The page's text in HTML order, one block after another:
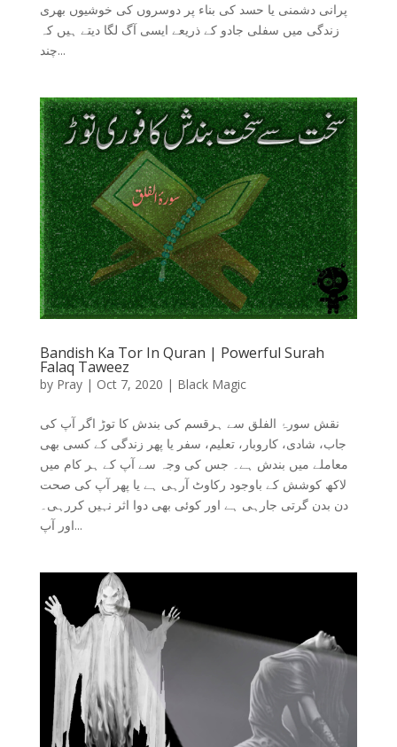
پرانی دشمنی یا حسد کی بناء پر دوسروں کی خوشیوں بھری
زندگی میں سفلی جادو کے ذریعے ایسی آگ لگا دیتے ہیں کہ
چند...
Bandish Ka Tor In Quran | Powerful Surah
Falaq Taweez
by Pray| Oct 7, 2020 | Black Magic
نقش سورۂ الفلق سے ہرقسم کی بندش کا توڑ اگر آپ کی
جاب، شادی، کاروبار، تعلیم، سفر یا پھر زندگی کے کسی بھی
معاملے میں بندش ہے۔ جس کی وجہ سے آپ کے ہر کام میں
لاکھ کوشش کے باوجود رکاوٹ آرہی ہے یا پھر آپ کی صحت
دن بدن گرتی جارہی ہے اور کوئی بھی دوا اثر نہیں کررہی۔
اور آپ...